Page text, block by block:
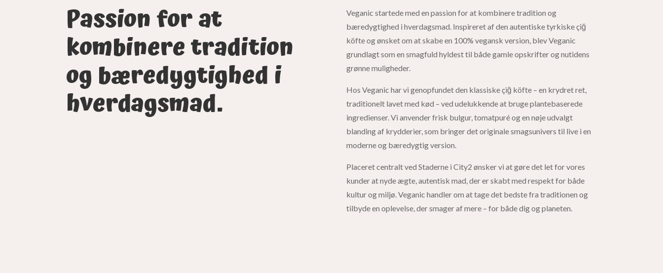
Passion for at
kombinere tradition
og bæredygtighed i
hverdagsmad.
Veganic startede med en passion for at kombinere tradition og
bæredygtighed i hverdagsmad. Inspireret af den autentiske tyrkiske çiğ
köfte og ønsket om at skabe en 100% vegansk version, blev Veganic
grundlagt som en smagfuld hyldest til både gamle opskrifter og nutidens
grønne muligheder.
Hos Veganic har vi genopfundet den klassiske çiğ köfte – en krydret ret,
traditionelt lavet med kød – ved udelukkende at bruge plantebaserede
ingredienser. Vi anvender frisk bulgur, tomatpuré og en nøje udvalgt
blanding af krydderier, som bringer det originale smagsunivers til live i en
moderne og bæredygtig version.
Placeret centralt ved Staderne i City2 ønsker vi at gøre det let for vores
kunder at nyde ægte, autentisk mad, der er skabt med respekt for både
kultur og miljø. Veganic handler om at tage det bedste fra traditionen og
tilbyde en oplevelse, der smager af mere – for både dig og planeten.